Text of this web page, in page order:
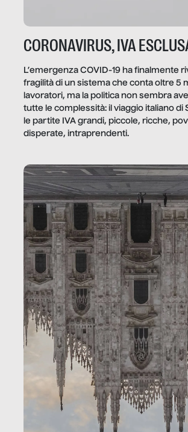
CORONAVIRUS, IVA
L’emergenza COVID-19 ha finalmente
fragilità di un sistema che conta oltre 5
lavoratori, ma la politica non sembra
tutte le complessità: il viaggio italiano di
le partite IVA grandi, piccole, ricche,
disperate, intraprendenti.